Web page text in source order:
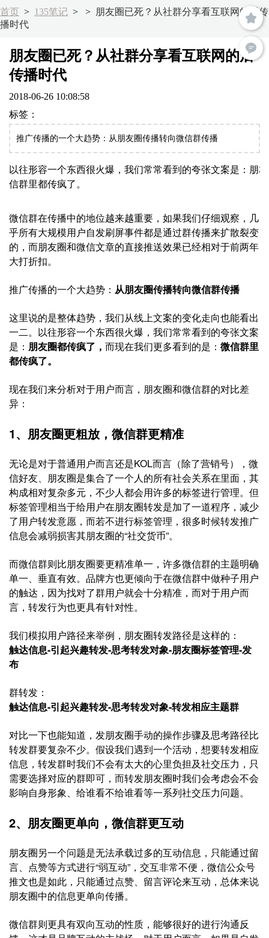
首页 > 135笔记 > > 朋友圈已死？从社群分享看互联网的后传
播时代
朋友圈已死？从社群分享看互联网的后
传播时代
2018-06-26 10:08:58
标签：
推广传播的一个大趋势：从朋友圈传播转向微信群传播
以往形容一个东西很火爆，我们常常看到的夸张文案是：朋
信群里都传疯了。
微信群在传播中的地位越来越重要，如果我们仔细观察，几
乎所有大规模用户自发刷屏事件都是通过群传播来扩散裂变
的，而朋友圈和微信文章的直接推送效果已经相对于前两年
大打折扣。
推广传播的一个大趋势： 从朋友圈传播转向微信群传播
这里说的是整体趋势，我们从线上文案的变化走向也能看出
一二。以往形容一个东西很火爆，我们常常看到的夸张文案
是： 朋友圈都传疯了， 而现在我们更多看到的是： 微信群里
都传疯了。
现在我们来分析对于用户而言，朋友圈和微信群的对比差
异：
1、朋友圈更粗放，微信群更精准
无论是对于普通用户而言还是KOL而言（除了营销号），微
信好友、朋友圈是集合了一个人的所有社会关系在里面，其
构成相对复杂多元，不少人都会用许多的标签进行管理。但
标签管理相当于给用户在朋友圈转发是加了一道程序，减少
了用户转发意愿，而若不进行标签管理，很多时候转发推广
信息会减弱损害其朋友圈的“社交货币”。
而微信群则比朋友圈要更精准单一，许多微信群的主题明确
单一、垂直有效。品牌方也更倾向于在微信群中做种子用户
的触达，因为找对了群用户就会十分精准，而对于用户而
言，转发行为也更具有针对性。
我们模拟用户路径来举例，朋友圈转发路径是这样的：
触达信息-引起兴趣转发-思考转发对象-朋友圈标签管理-发
布
群转发：
触达信息-引起兴趣转发-思考转发对象-转发相应主题群
对比一下也能知道，发朋友圈手动的操作步骤及思考路径比
转发群要复杂不少。假设我们遇到一个活动，想要转发相应
信息，转发群时我们不会有太大的心里负担及社交压力，只
需要选择对应的群即可，而转发朋友圈时我们会考虑会不会
影响自身形象、给谁看不给谁看等一系列社交压力问题。
2、朋友圈更单向，微信群更互动
朋友圈另一个问题是无法承载过多的互动信息，只能通过留
言、点赞等方式进行“弱互动”，交互非常不便，微信公众号
推文也是如此，只能通过点赞、留言评论来互动，总体来说
朋友圈中的信息更单向传播。
微信群则更具有双向互动的性质，能够很好的进行沟通反